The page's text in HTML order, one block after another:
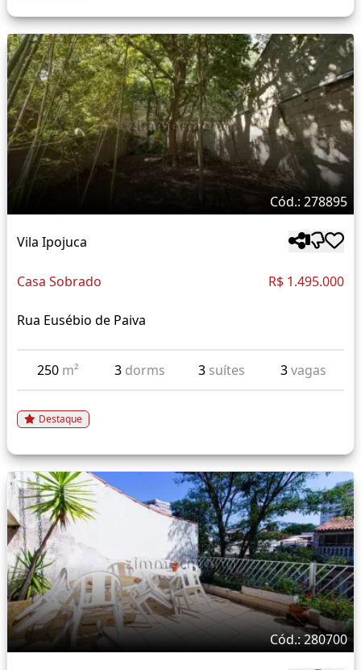
Cód.: 278895
Vila Ipojuca
Casa Sobrado R$ 1.495.000
Rua Eusébio de Paiva
250 m² 3 dorms 3 suítes 3vagas
Destaque
Cód.: 280700